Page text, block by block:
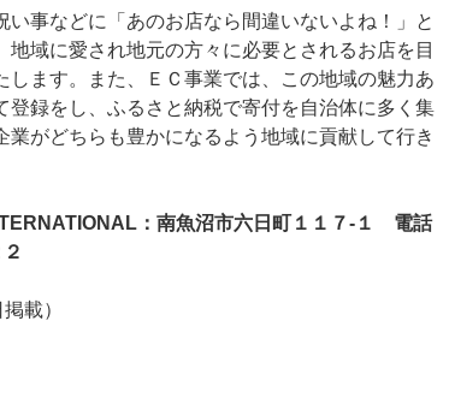
い事などに「あのお店なら間違いないよね！」と
地域に愛され地元の方々に必要とされるお店を目
します。また、ＥＣ事業では、この地域の魅力あ
登録をし、ふるさと納税で寄付を自治体に多く集
業がどちらも豊かになるよう地域に貢献して行き
：南魚沼市六日町１１７-１ 電話
載）